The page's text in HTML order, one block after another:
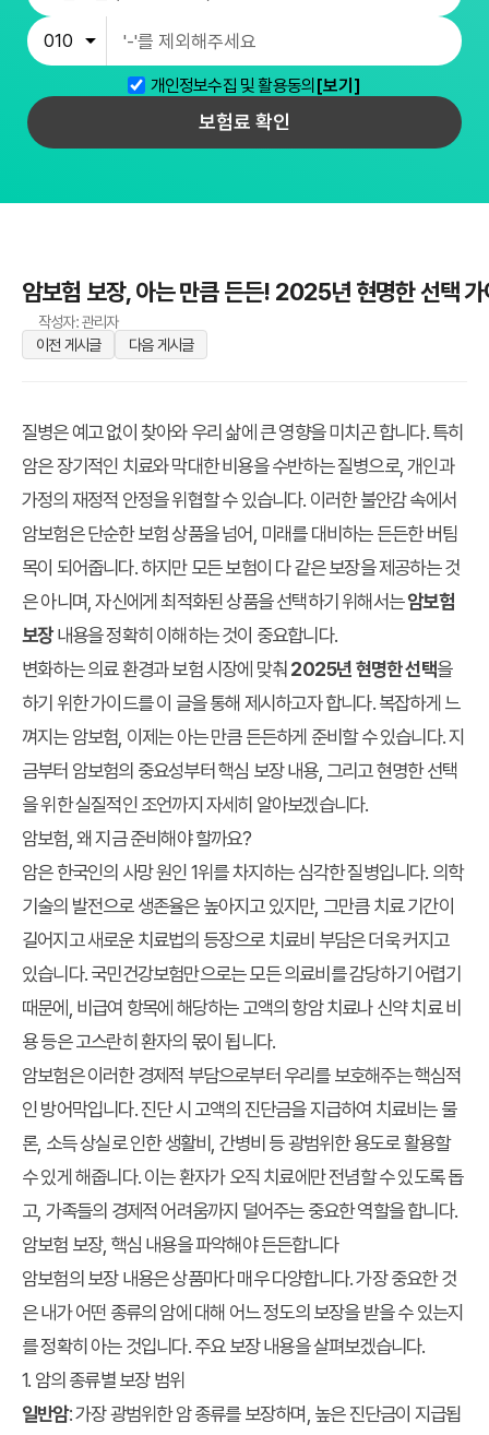
개인정보수집 및 활용동의 [보기]
보험료 확인
암보험 보장, 아는 만큼 든든! 2025년 현명한 선택
작성자: 관리자
이전 게시글
다음 게시글
질병은 예고 없이 찾아와 우리 삶에 큰 영향을 미치곤 합니다. 특히
암은 장기적인 치료와 막대한 비용을 수반하는 질병으로, 개인과
가정의 재정적 안정을 위협할 수 있습니다. 이러한 불안감 속에서
암보험은 단순한 보험 상품을 넘어, 미래를 대비하는 든든한 버팀
목이 되어줍니다. 하지만 모든 보험이 다 같은 보장을 제공하는 것
은 아니며, 자신에게 최적화된 상품을 선택하기 위해서는암보험
보장내용을 정확히 이해하는 것이 중요합니다.
변화하는 의료 환경과 보험 시장에 맞춰 2025년 현명한 선택을
하기 위한 가이드를 이 글을 통해 제시하고자 합니다. 복잡하게 느
껴지는 암보험, 이제는 아는 만큼 든든하게 준비할 수 있습니다. 지
금부터 암보험의 중요성부터 핵심 보장 내용, 그리고 현명한 선택
을 위한 실질적인 조언까지 자세히 알아보겠습니다.
암보험, 왜 지금 준비해야 할까요?
암은 한국인의 사망 원인 1위를 차지하는 심각한 질병입니다. 의학
기술의 발전으로 생존율은 높아지고 있지만, 그만큼 치료 기간이
길어지고 새로운 치료법의 등장으로 치료비 부담은 더욱 커지고
있습니다. 국민건강보험만으로는 모든 의료비를 감당하기 어렵기
때문에, 비급여 항목에 해당하는 고액의 항암 치료나 신약 치료 비
용 등은 고스란히 환자의 몫이 됩니다.
암보험은 이러한 경제적 부담으로부터 우리를 보호해주는 핵심적
인 방어막입니다. 진단 시 고액의 진단금을 지급하여 치료비는 물
론, 소득 상실로 인한 생활비, 간병비 등 광범위한 용도로 활용할
수 있게 해줍니다. 이는 환자가 오직 치료에만 전념할 수 있도록 돕
고, 가족들의 경제적 어려움까지 덜어주는 중요한 역할을 합니다.
암보험 보장, 핵심 내용을 파악해야 든든합니다
암보험의 보장 내용은 상품마다 매우 다양합니다. 가장 중요한 것
은 내가 어떤 종류의 암에 대해 어느 정도의 보장을 받을 수 있는지
를 정확히 아는 것입니다. 주요 보장 내용을 살펴보겠습니다.
1. 암의 종류별 보장 범위
일반암: 가장 광범위한 암 종류를 보장하며, 높은 진단금이 지급됩